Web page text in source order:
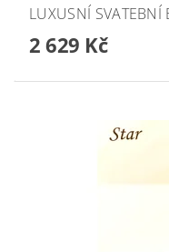
LUXUSNÍ SVATEBNÍ
2 629 Kč